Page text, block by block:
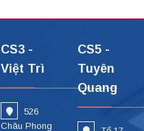
CS3 -
Việt Trì
526
Châu Phong
CS5 -
Tuyên
Quang